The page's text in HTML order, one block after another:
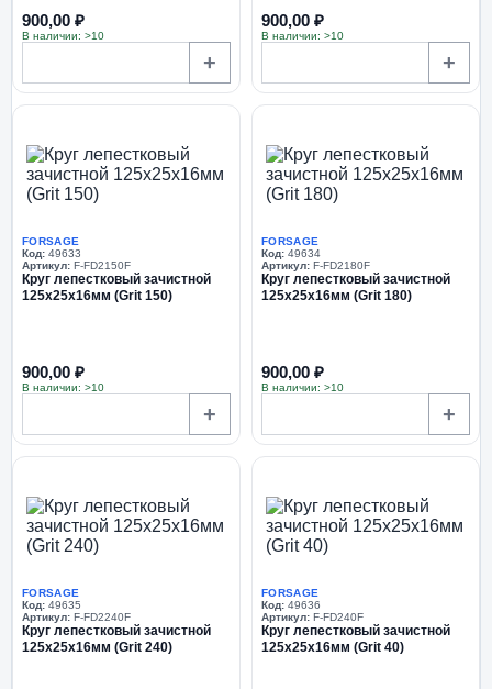
900,00 ₽
В наличии: >10
+
900,00 ₽
В наличии: >10
+
FORSAGE
Код: 49633
Артикул: F-FD2150F
Круг лепестковый зачистной
125x25x16мм (Grit 150)
900,00 ₽
В наличии: >10
+
FORSAGE
Код: 49634
Артикул: F-FD2180F
Круг лепестковый зачистной
125x25x16мм (Grit 180)
900,00 ₽
В наличии: >10
+
FORSAGE
Код: 49635
Артикул: F-FD2240F
Круг лепестковый зачистной
125x25x16мм (Grit 240)
FORSAGE
Код: 49636
Артикул: F-FD240F
Круг лепестковый зачистной
125x25x16мм (Grit 40)